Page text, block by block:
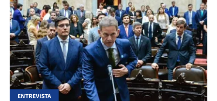
ENTREVISTA